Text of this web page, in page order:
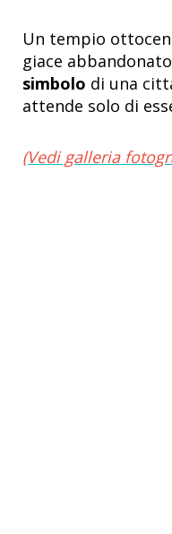
Un tempio
giace
simbolo di una
attende solo di
(Vedi galleria